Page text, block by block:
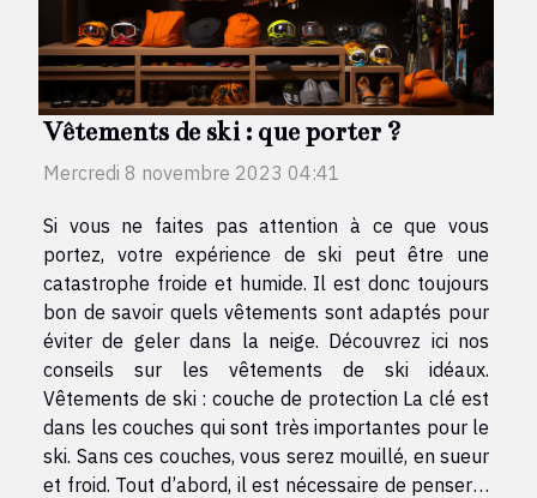
Vêtements de ski : que porter ?
Mercredi 8 novembre 2023 04:41
Si vous ne faites pas attention à ce que vous
portez, votre expérience de ski peut être une
catastrophe froide et humide. Il est donc toujours
bon de savoir quels vêtements sont adaptés pour
éviter de geler dans la neige. Découvrez ici nos
conseils sur les vêtements de ski idéaux.
Vêtements de ski : couche de protection La clé est
dans les couches qui sont très importantes pour le
ski. Sans ces couches, vous serez mouillé, en sueur
et froid. Tout d’abord, il est nécessaire de penser à